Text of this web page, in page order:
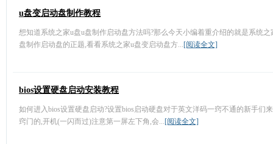
u盘变启动盘制作教程
想知道系统之家u盘u盘制作启动盘方法吗?那么今天小编着重介绍的就是系统
盘制作启动盘的正题,看看系统之家u盘变启动盘方...[阅读全文]
bios设置硬盘启动安装教程
如何进入bios设置硬盘启动?设置bios启动硬盘对于英文洋码一窍不通的新手们
窍门的,开机(一闪而过)注意第一屏左下角,会...[阅读全文]